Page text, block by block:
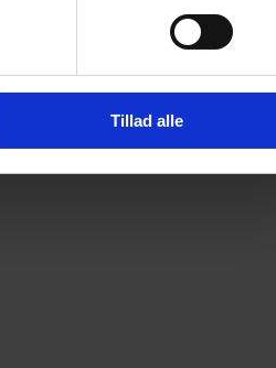
Tillad alle